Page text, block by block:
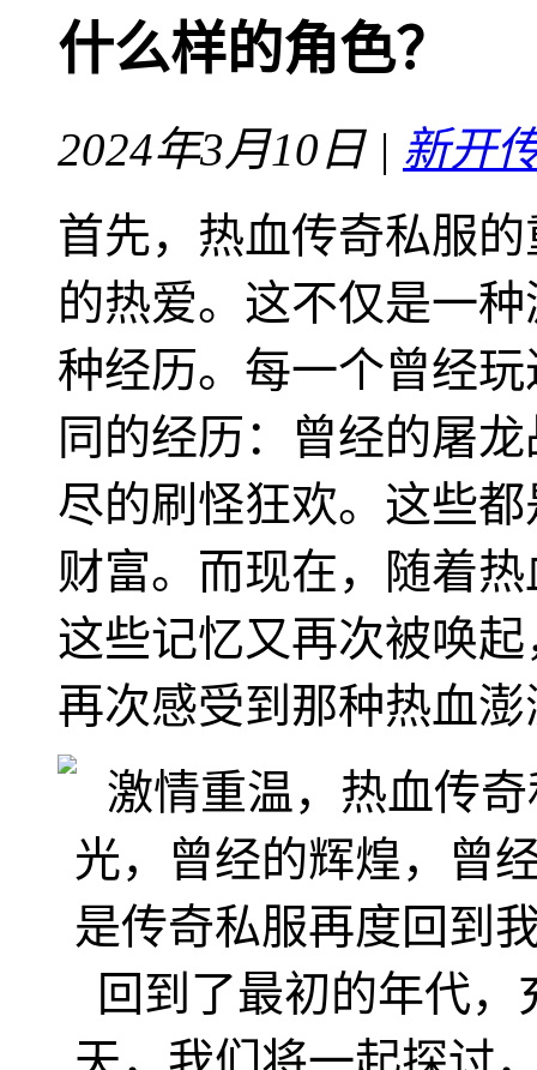
什么样的角色？
2024年3月10日 | 新开
首先，热血传奇私服
的热爱。这不仅是一
种经历。每一个曾经
同的经历：曾经的屠
尽的刷怪狂欢。这些
财富。而现在，随着
这些记忆又再次被唤
再次感受到那种热血